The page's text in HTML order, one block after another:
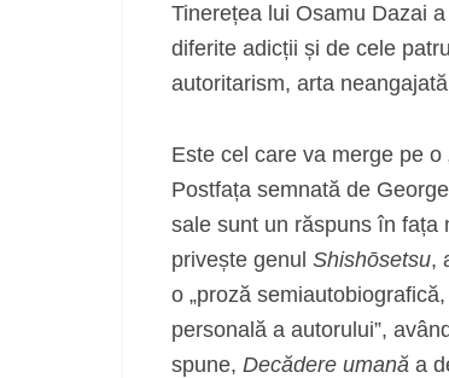
Tinerețea lui Osamu Dazai
diferite adicții și de cele
autoritarism, arta
Este cel care va merge pe
Postfața semnată de
sale sunt un răspuns în fața
privește genul Shishōsetsu,
o „proză
personală a autorului”,
spune, Decădere umană a